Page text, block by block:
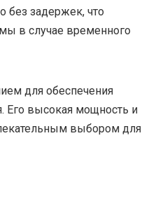
без задержек, что
в случае временного
для обеспечения
Его высокая мощность и
выбором для